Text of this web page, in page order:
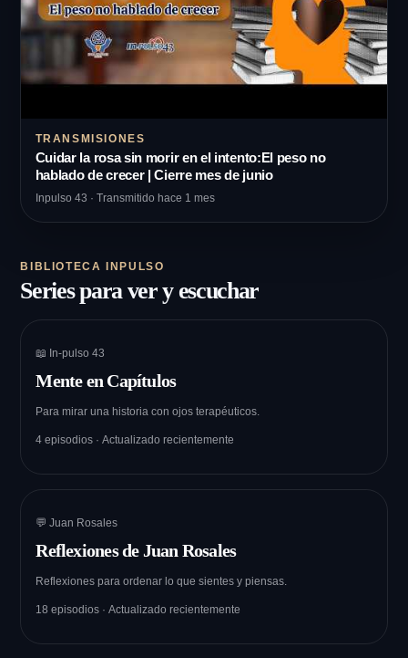
TRANSMISIONES
Cuidar la rosa sin morir en el intento:El peso no
hablado de crecer | Cierre mes de junio
Inpulso 43 · Transmitido hace 1 mes
BIBLIOTECA INPULSO
Series para ver y escuchar
📖 In-pulso 43
Mente en Capítulos
Para mirar una historia con ojos terapéuticos.
4 episodios · Actualizado recientemente
💬 Juan Rosales
Reflexiones de Juan Rosales
Reflexiones para ordenar lo que sientes y piensas.
18 episodios · Actualizado recientemente